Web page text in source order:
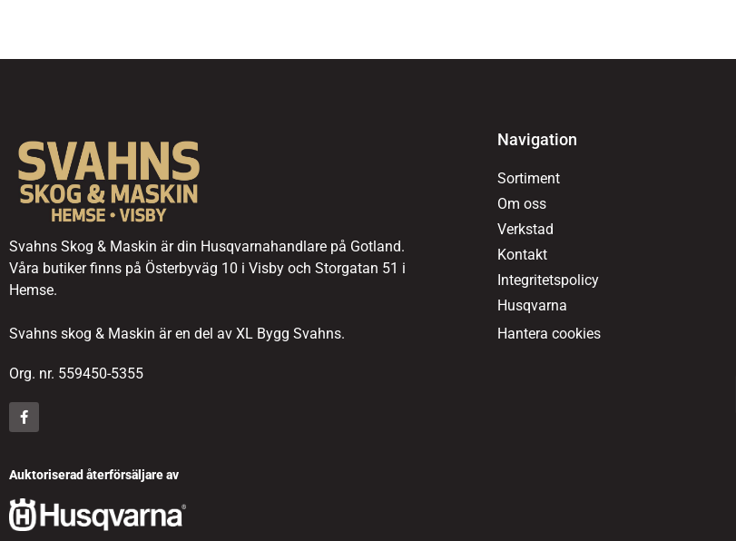
Svahns Skog & Maskin är din Husqvarnahandlare på Gotland.
Våra butiker finns på Österbyväg 10 i Visby och Storgatan 51 i
Hemse.
Svahns skog & Maskin är en del av XL Bygg Svahns.
Org. nr. 559450-5355
Auktoriserad återförsäljare av
Navigation
Sortiment
Om oss
Verkstad
Kontakt
Integritetspolicy
Husqvarna
Hantera cookies